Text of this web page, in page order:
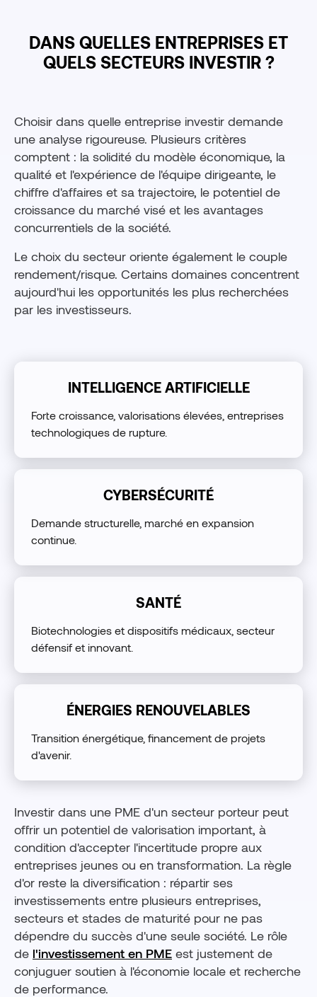
DANS QUELLES ENTREPRISES ET
QUELS SECTEURS INVESTIR ?
Choisir dans quelle entreprise investir demande
une analyse rigoureuse. Plusieurs critères
comptent : la solidité du modèle économique, la
qualité et l'expérience de l'équipe dirigeante, le
chiffre d'affaires et sa trajectoire, le potentiel de
croissance du marché visé et les avantages
concurrentiels de la société.
Le choix du secteur oriente également le couple
rendement/risque. Certains domaines concentrent
aujourd'hui les opportunités les plus recherchées
par les investisseurs.
INTELLIGENCE ARTIFICIELLE
Forte croissance, valorisations élevées, entreprises
technologiques de rupture.
CYBERSÉCURITÉ
Demande structurelle, marché en expansion
continue.
SANTÉ
Biotechnologies et dispositifs médicaux, secteur
défensif et innovant.
ÉNERGIES RENOUVELABLES
Transition énergétique, financement de projets
d'avenir.
Investir dans une PME d'un secteur porteur peut
offrir un potentiel de valorisation important, à
condition d'accepter l'incertitude propre aux
entreprises jeunes ou en transformation. La règle
d'or reste la diversification : répartir ses
investissements entre plusieurs entreprises,
secteurs et stades de maturité pour ne pas
dépendre du succès d'une seule société. Le rôle
de l'investissement en PME est justement de
conjuguer soutien à l'économie locale et recherche
de performance.